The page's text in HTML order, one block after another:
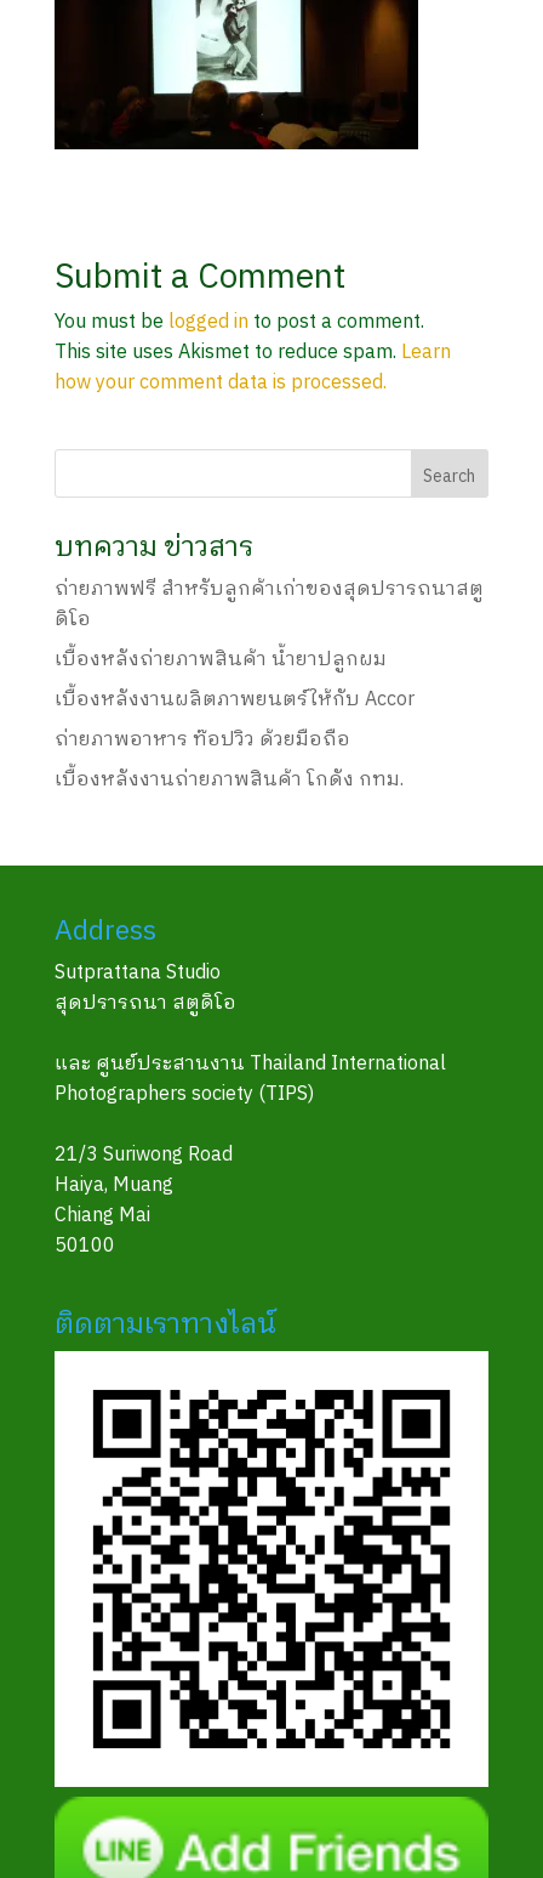
Submit a Comment
You must be logged into post a comment.
This site uses Akismet to reduce spam. Learn
how your comment data is processed.
บทความ ข่าวสาร
ถ่ายภาพฟรี สำหรับลูกค้าเก่าของสุดปรารถนาสตู
ดิโอ
เบื้องหลังถ่ายภาพสินค้า น้ำยาปลูกผม
เบื้องหลังงานผลิตภาพยนตร์ให้กับ Accor
ถ่ายภาพอาหาร ท๊อปวิว ด้วยมือถือ
เบื้องหลังงานถ่ายภาพสินค้า โกดัง กทม.
Address
Sutprattana Studio
สุดปรารถนา สตูดิโอ
และ ศูนย์ประสานงาน Thailand International
Photographers society (TIPS)
21/3 Suriwong Road
Haiya, Muang
Chiang Mai
50100
ติดตามเราทางไลน์